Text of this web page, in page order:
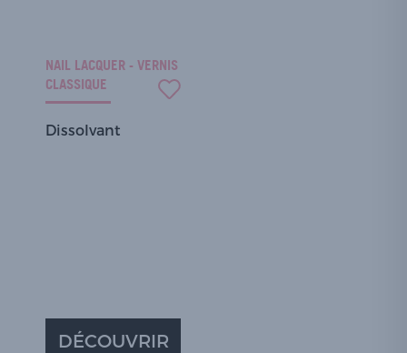
NAIL LACQUER - VERNIS
CLASSIQUE
Dissolvant
DÉCOUVRIR